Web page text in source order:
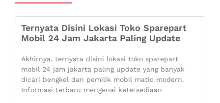
Ternyata Disini Lokasi Toko Sparepart
Mobil 24 Jam Jakarta Paling Update
Akhirnya, ternyata disini lokasi toko sparepart
mobil 24 jam jakarta paling update yang banyak
dicari bengkel dan pemilik mobil matic modern.
Informasi terbaru mengenai ketersediaan